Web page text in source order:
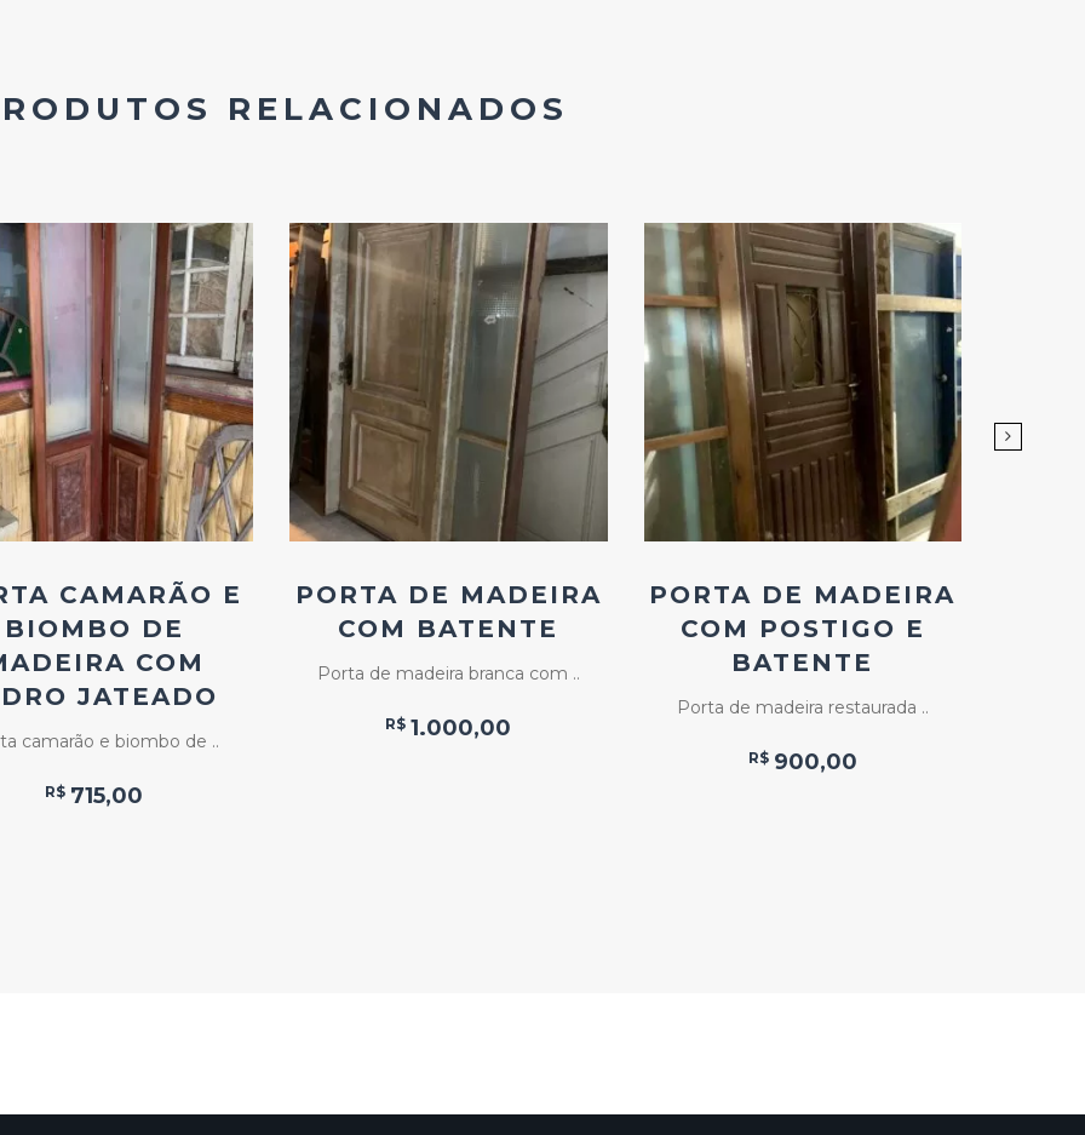
RELACIONADOS
Add
ao
Favoritos
CAMARÃO E
BIOMBO DE
COM
JATEADO
camarão e biombo de ..
R$ 715,00
Add
Favoritos
PORTA DE MADEIRA
COM BATENTE
Porta de madeira branca com ..
R$ 1.000,00
Add
ao
Favoritos
PORTA DE MADEIRA
COM POSTIGO E
BATENTE
Porta de madeira restaurada ..
R$ 900,00